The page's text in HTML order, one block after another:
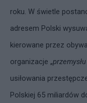
roku. W świetle
adresem Polski
kierowane przez
organizacje „
usiłowania
Polskiej 65 miliardów